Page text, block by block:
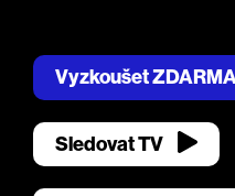
Vyzkoušet
Sledovat TV